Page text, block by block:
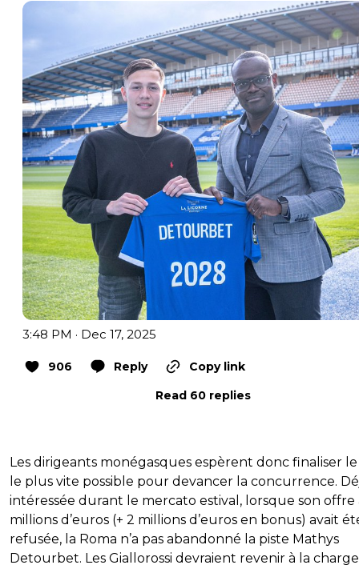
3:48 PM · Dec 17, 2025
906 Reply
Copy link
Read 60 replies
Les dirigeants monégasques espèrent donc finaliser
le plus vite possible pour devancer la concurrence.
intéressée durant le mercato estival, lorsque son offre
millions d’euros (+ 2 millions d’euros en bonus) avait
refusée, la Roma n’a pas abandonné la piste Mathys
Detourbet. Les Giallorossi devraient revenir à la charge